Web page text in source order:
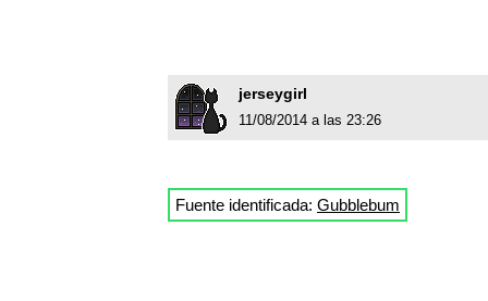
jerseygirl
11/08/2014 a las 23:26
Fuente identificada: Gubblebum